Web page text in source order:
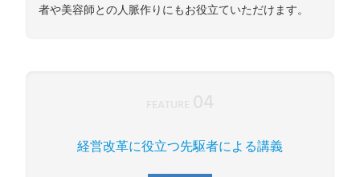
者や美容師との人脈作りにもお役立ていただけます。
経営改革に役立つ先駆者による講義